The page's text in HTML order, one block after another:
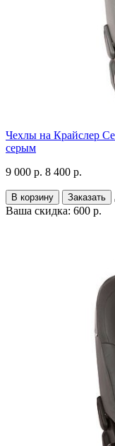
Чехлы на Крайслер
серым
9 000 р. 8 400 р.
В корзину Заказать
Ваша скидка: 600 р.